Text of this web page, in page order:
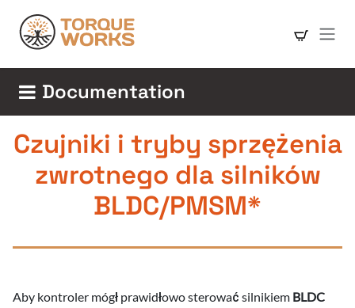
Documentation
Czujniki i tryby sprzężenia
zwrotnego dla silników
BLDC/PMSM*
Aby kontroler mógł prawidłowo sterować silnikiem BLDC